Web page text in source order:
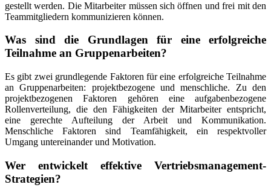
gestellt werden. Die Mitarbeiter müssen sich öffnen und frei mit den
Teammitgliedern kommunizieren können.
Was sind die Grundlagen für eine erfolgreiche
Teilnahme an Gruppenarbeiten?
Es gibt zwei grundlegende Faktoren für eine erfolgreiche Teilnahme
an Gruppenarbeiten: projektbezogene und menschliche. Zu den
projektbezogenen Faktoren gehören eine aufgabenbezogene
Rollenverteilung, die den Fähigkeiten der Mitarbeiter entspricht,
eine gerechte Aufteilung der Arbeit und Kommunikation.
Menschliche Faktoren sind Teamfähigkeit, ein respektvoller
Umgang untereinander und Motivation.
Wer entwickelt effektive Vertriebsmanagement-
Strategien?